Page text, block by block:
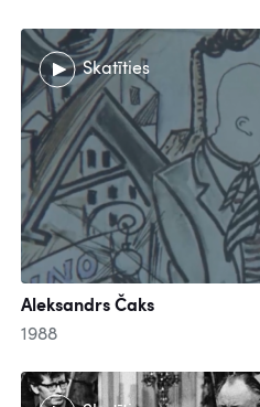
Skatīties
Aleksandrs Čaks
1988